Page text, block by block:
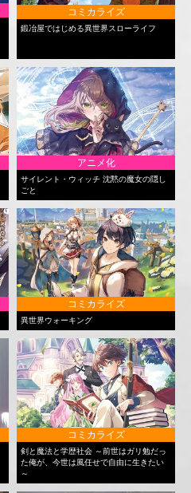
コミカライズ
鍛冶屋ではじめる異世界スローライフ
アニメ化
サイレント・ウィッチ 沈黙の魔女の隠し
ごと
コミカライズ
異世界ウォーキング
コミカライズ
剣と魔法と学歴社会 ～前世はガリ勉だっ
た俺が、今世は風任せで自由に生きたい
～